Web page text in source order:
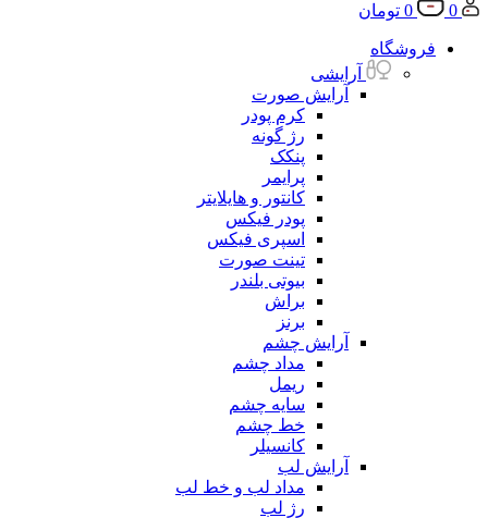
0
0 تومان
فروشگاه
آرایشی
آرایش صورت
کرم پودر
رژ گونه
پنکک
پرایمر
کانتور و هایلایتر
پودر فیکس
اسپری فیکس
تینت صورت
بیوتی بلندر
براش
برنز
آرایش چشم
مداد چشم
ریمل
سایه چشم
خط چشم
کانسیلر
آرایش لب
مداد لب و خط لب
رژ لب